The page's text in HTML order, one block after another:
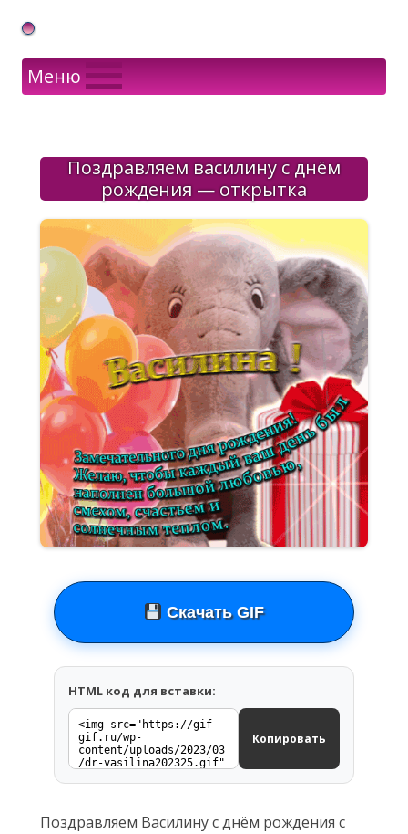
Gif Открытки в подарок
Меню
Поздравляем василину с днём
рождения — открытка
Скачать GIF
HTML код для вставки:
Копировать
Поздравляем Василину с днём рождения с